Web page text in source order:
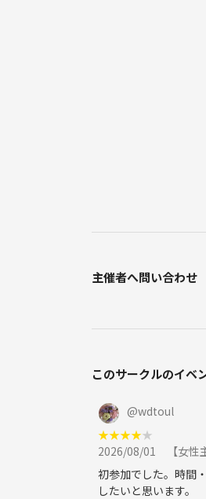
主催者へ問い合わせ
このサークルのイベ
@wdtoul
★★★★★
2026/08/01
【女
初参加でした。時間
したいと思います。